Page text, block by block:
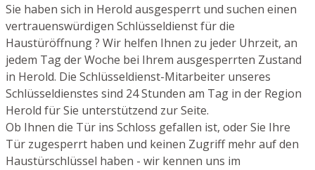
Sie haben sich in Herold ausgesperrt und suchen einen
vertrauenswürdigen Schlüsseldienst für die
Haustüröffnung ? Wir helfen Ihnen zu jeder Uhrzeit, an
jedem Tag der Woche bei Ihrem ausgesperrten Zustand
in Herold. Die Schlüsseldienst-Mitarbeiter unseres
Schlüsseldienstes sind 24 Stunden am Tag in der Region
Herold für Sie unterstützend zur Seite.
Ob Ihnen die Tür ins Schloss gefallen ist, oder Sie Ihre
Tür zugesperrt haben und keinen Zugriff mehr auf den
Haustürschlüssel haben - wir kennen uns im